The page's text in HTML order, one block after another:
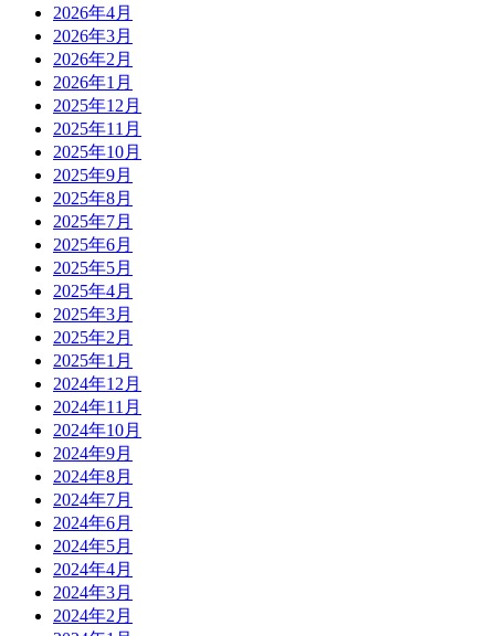
2026年4月
2026年3月
2026年2月
2026年1月
2025年12月
2025年11月
2025年10月
2025年9月
2025年8月
2025年7月
2025年6月
2025年5月
2025年4月
2025年3月
2025年2月
2025年1月
2024年12月
2024年11月
2024年10月
2024年9月
2024年8月
2024年7月
2024年6月
2024年5月
2024年4月
2024年3月
2024年2月